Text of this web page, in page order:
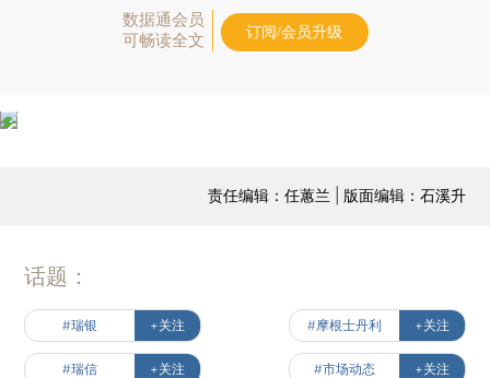
数据通会员
可畅读全文
订阅/会员升级
责任编辑：任蕙兰 | 版面编辑：石溪升
话题：
#瑞银 +关注 #摩根士丹利 +关注
#瑞信 +关注 #市场动态 +关注